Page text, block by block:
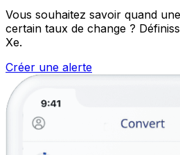
Vous souhaitez savoir quand
certain taux de change ?
Xe.
Créer une alerte